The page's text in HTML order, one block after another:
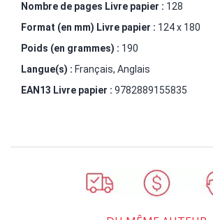
Nombre de pages Livre papier : 128
Format (en mm) Livre papier : 124 x 180
Poids (en grammes) : 190
Langue(s) : Français, Anglais
EAN13 Livre papier : 9782889155835